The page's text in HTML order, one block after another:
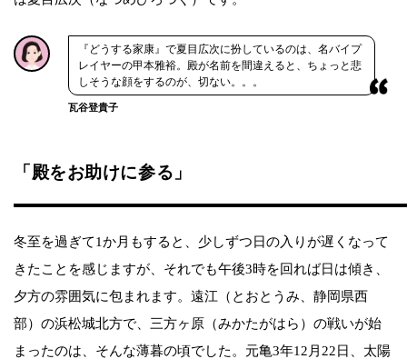
『どうする家康』で夏目広次に扮しているのは、名バイプ
レイヤーの甲本雅裕。殿が名前を間違えると、ちょっと悲
しそうな顔をするのが、切ない。。。
瓦谷登貴子
「殿をお助けに参る」
冬至を過ぎて1か月もすると、少しずつ日の入りが遅くなって
きたことを感じますが、それでも午後3時を回れば日は傾き、
夕方の雰囲気に包まれます。遠江（とおとうみ、静岡県西
部）の浜松城北方で、三方ヶ原（みかたがはら）の戦いが始
まったのは、そんな薄暮の頃でした。元亀3年12月22日、太陽